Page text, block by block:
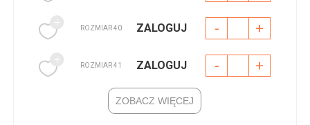
ROZMIAR 40 ZALOGUJ - +
ROZMIAR 41 ZALOGUJ - +
ZOBACZ WIĘCEJ